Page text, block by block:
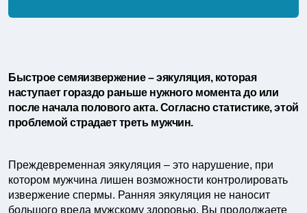
Быстрое семяизвержение – эякуляция, которая
наступает гораздо раньше нужного момента до или
после начала полового акта. Согласно статистике, этой
проблемой страдает треть мужчин.
Преждевременная эякуляция – это нарушение, при
котором мужчина лишен возможности контролировать
извержение спермы. Ранняя эякуляция не наносит
большого вреда мужскому здоровью. Вы продолжаете